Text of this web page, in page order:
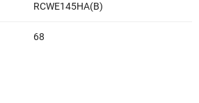
RCWE145HA(B)
68